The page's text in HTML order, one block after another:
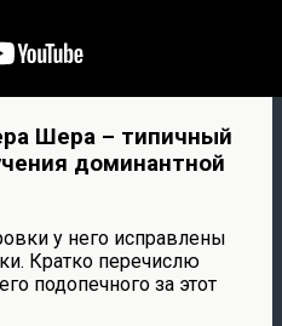
Шера – типичный
доминантной
у него исправлены
Кратко перечислю
подопечного за этот